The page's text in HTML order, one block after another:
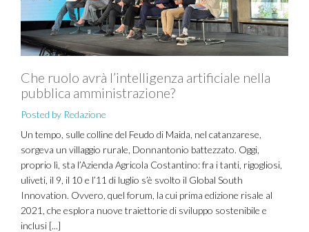
Che ruolo avrà l’intelligenza artificiale nella
pubblica amministrazione?
Posted by Redazione
Un tempo, sulle colline del Feudo di Maida, nel catanzarese,
sorgeva un villaggio rurale, Donnantonio battezzato. Oggi,
proprio lì, sta l’Azienda Agricola Costantino: fra i tanti, rigogliosi,
uliveti, il 9, il 10 e l’11 di luglio s’è svolto il Global South
Innovation. Ovvero, quel forum, la cui prima edizione risale al
2021, che esplora nuove traiettorie di sviluppo sostenibile e
inclusi [...]